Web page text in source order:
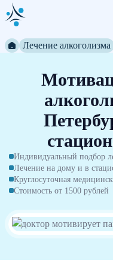
Лечение алкоголизма
Индивидуальный подбор
Лечение на дому и в
Круглосуточная
Стоимость от 1500 рублей